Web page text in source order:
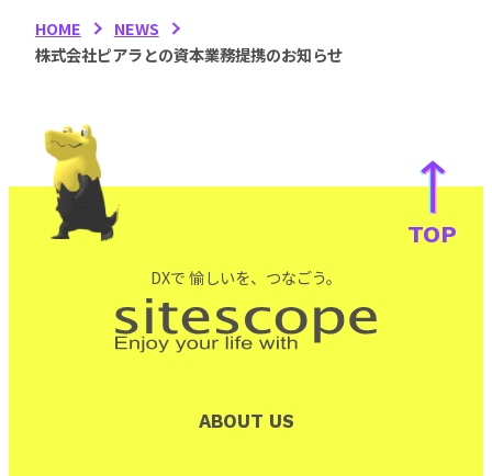
HOME
NEWS
株式会社ピアラとの資本業務提携のお知らせ
TOP
DXで 愉しいを、つなごう。
ABOUT US